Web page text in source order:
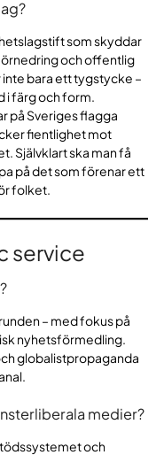
som skyddar
och offentlig
bara ett tygstycke –
i färg och form.
på Sveriges flagga
fientlighet mot
Självklart ska man få
på det som förenar ett
folket.
service
– med fokus på
nyhetsförmedling.
globalistpropaganda
medier?
och